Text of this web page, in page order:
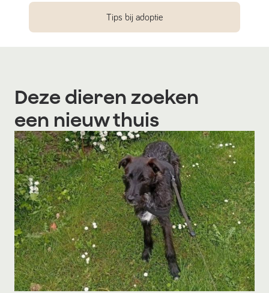
Tips bij adoptie
Deze dieren zoeken
een nieuw thuis